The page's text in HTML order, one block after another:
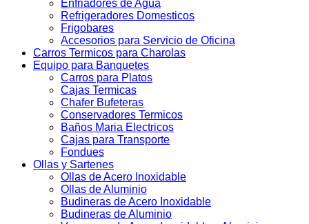
Enfriadores de Agua
Refrigeradores Domesticos
Frigobares
Accesorios para Servicio de Oficina
Carros Termicos para Charolas
Equipo para Banquetes
Carros para Platos
Cajas Termicas
Chafer Bufeteras
Conservadores Termicos
Baños Maria Electricos
Cajas para Transporte
Fondues
Ollas y Sartenes
Ollas de Acero Inoxidable
Ollas de Aluminio
Budineras de Acero Inoxidable
Budineras de Aluminio